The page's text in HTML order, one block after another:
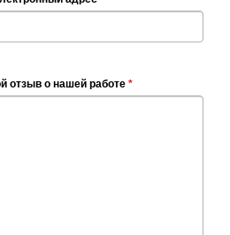
отзыв о нашей работе *